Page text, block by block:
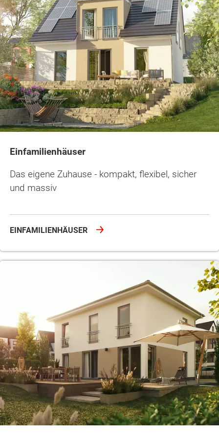
Einfamilienhäuser
Das eigene Zuhause - kompakt, flexibel, sicher
und massiv
EINFAMILIENHÄUSER